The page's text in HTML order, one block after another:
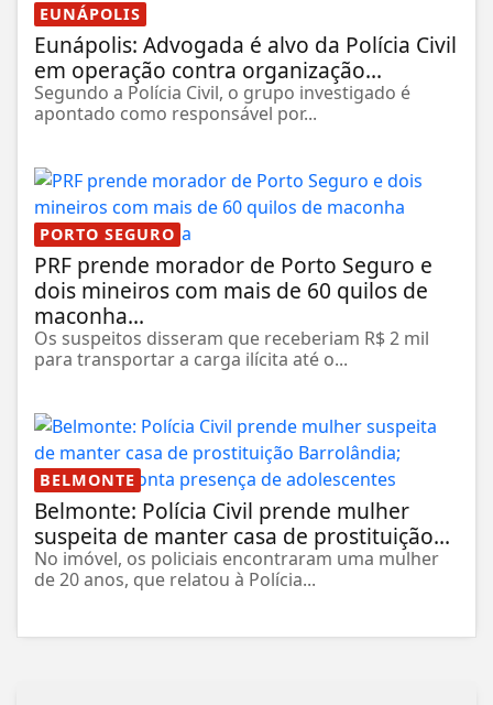
EUNÁPOLIS
Eunápolis: Advogada é alvo da Polícia Civil
em operação contra organização...
Segundo a Polícia Civil, o grupo investigado é
apontado como responsável por...
PORTO SEGURO
PRF prende morador de Porto Seguro e
dois mineiros com mais de 60 quilos de
maconha...
Os suspeitos disseram que receberiam R$ 2 mil
para transportar a carga ilícita até o...
BELMONTE
Belmonte: Polícia Civil prende mulher
suspeita de manter casa de prostituição...
No imóvel, os policiais encontraram uma mulher
de 20 anos, que relatou à Polícia...